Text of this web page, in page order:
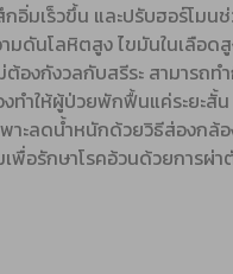
อิ่มเร็วขึ้น และปรับฮอร์โม
ามดันโลหิตสูง ไขมันในเลื
องกังวลกับสรีระ สามารถ
ำให้ผู้ป่วยพักฟื้นแค่ระยะสั้
ลดน้ำหนักด้วยวิธีส่องกล้
อรักษาโรคอ้วนด้วยการผ่า